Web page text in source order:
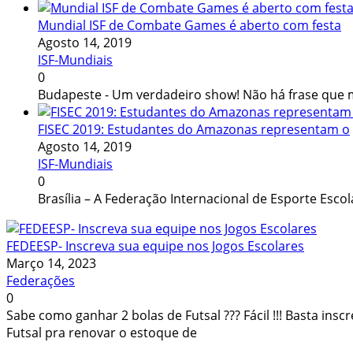
Mundial ISF de Combate Games é aberto com festa
Agosto 14, 2019
ISF-Mundiais
0
Budapeste - Um verdadeiro show! Não há frase que
FISEC 2019: Estudantes do Amazonas representam o
Agosto 14, 2019
ISF-Mundiais
0
Brasília – A Federação Internacional de Esporte
FEDEESP- Inscreva sua equipe nos Jogos Escolares
Março 14, 2023
Federações
0
Sabe como ganhar 2 bolas de Futsal ??? Fácil !!! Basta
Futsal pra renovar o estoque de